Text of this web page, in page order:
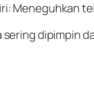
Meneguhkan
sering dipimpin